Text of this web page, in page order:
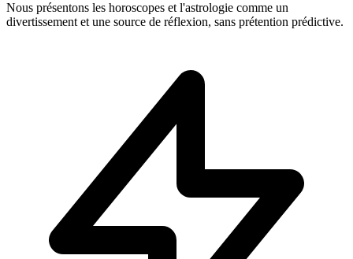
Nous présentons les horoscopes et l'astrologie comme un
divertissement et une source de réflexion, sans prétention prédictive.